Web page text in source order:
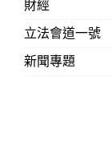
財經
立法會道一號
新聞專題